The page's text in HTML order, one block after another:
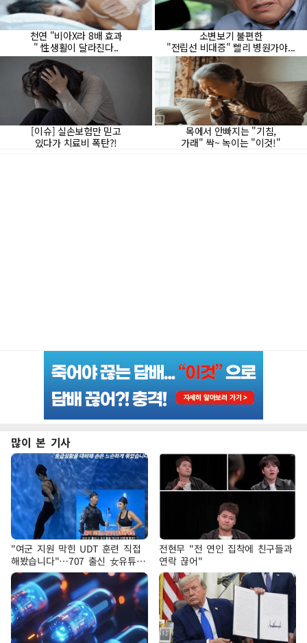
많이 본 기사
"여군 지원 막힌 UDT 훈련 직접
해봤습니다"…707 출신 女유튜버
'완벽 소화'
전현무 "전 연인 집착에 친구들과
연락 끊어"